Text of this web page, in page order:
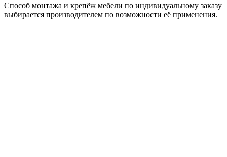
Способ монтажа и крепёж мебели по индивидуальному заказу
выбирается производителем по возможности её применения.